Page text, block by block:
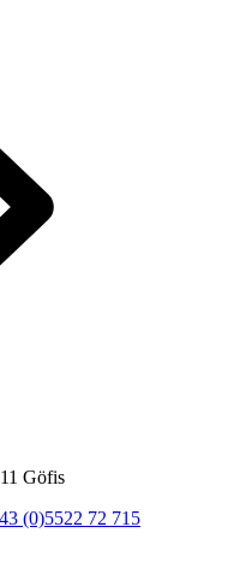
Göfis
(0)5522 72 715